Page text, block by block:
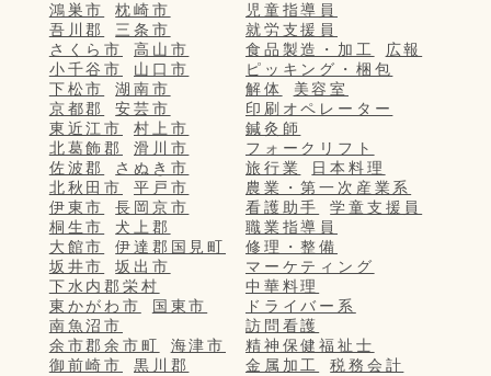
鴻巣市
枕崎市
吾川郡
三条市
さくら市
高山市
小千谷市
山口市
下松市
湖南市
京都郡
安芸市
東近江市
村上市
北葛飾郡
滑川市
佐波郡
さぬき市
北秋田市
平戸市
伊東市
長岡京市
桐生市
犬上郡
大館市
伊達郡国見町
坂井市
坂出市
下水内郡栄村
東かがわ市
国東市
南魚沼市
余市郡余市町
海津市
御前崎市
黒川郡
児童指導員
就労支援員
食品製造・加工
広報
ピッキング・梱包
解体
美容室
印刷オペレーター
鍼灸師
フォークリフト
旅行業
日本料理
農業・第一次産業系
看護助手
学童支援員
職業指導員
修理・整備
マーケティング
中華料理
ドライバー系
訪問看護
精神保健福祉士
金属加工
税務会計